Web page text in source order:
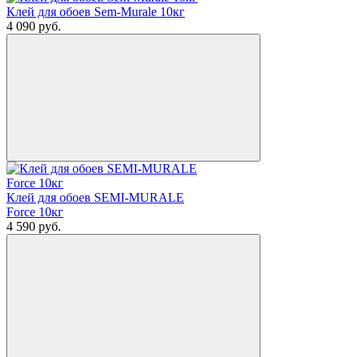
Клей для обоев Sem-Murale 10кг
4 090 руб.
Клей для обоев SEMI-MURALE
Force 10кг
4 590 руб.